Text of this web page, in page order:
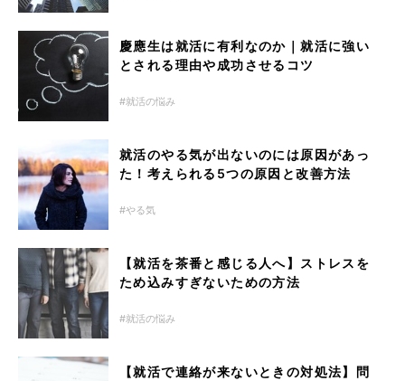
慶應生は就活に有利なのか｜就活に強い
とされる理由や成功させるコツ
就活の悩み
就活のやる気が出ないのには原因があっ
た！考えられる5つの原因と改善方法
やる気
【就活を茶番と感じる人へ】ストレスを
ため込みすぎないための方法
就活の悩み
【就活で連絡が来ないときの対処法】問